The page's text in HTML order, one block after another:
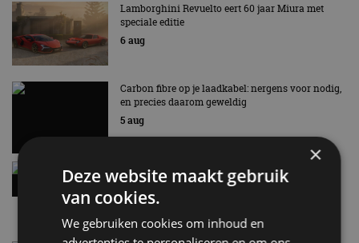
Lamborghini Revuelto eert 60 jaar Miura met
speciale editie
6 aug
Carbon fibre op je laadkabel: nergens voor nodig,
en precies daarom geweldig
5 aug
Hennessey Blackbird krijgt atmosferische V8 en
handbak: soms is eenvoud leuker
5 aug
×
Deze website maakt gebruik
van cookies.
We gebruiken cookies om inhoud en